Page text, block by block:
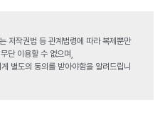
저작권법 등 관계법령에 따라 복제뿐만
단 이용할 수 없으며,
별도의 동의를 받아야함을 알려드립니